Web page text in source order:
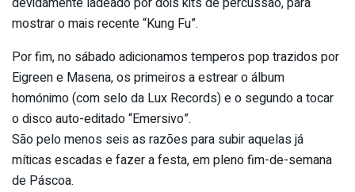
mostrar o mais recente “Kung Fu”.
Por fim, no sábado adicionamos temperos pop trazidos por
Eigreen e Masena, os primeiros a estrear o álbum
homónimo (com selo da Lux Records) e o segundo a tocar
o disco auto-editado “Emersivo”.
São pelo menos seis as razões para subir aquelas já
míticas escadas e fazer a festa, em pleno fim-de-semana
de Páscoa.